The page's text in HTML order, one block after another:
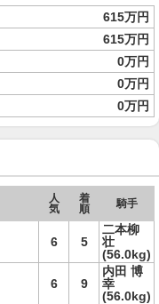
615万円
615万円
0万円
0万円
0万円
人
気
着
順
騎手
6 5
二本柳
壮
(56.0kg)
6 9
内田 博
幸
(56.0kg)